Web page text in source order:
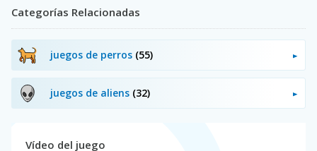
Categorías Relacionadas
juegos de perros (55)
juegos de aliens (32)
Vídeo del juego